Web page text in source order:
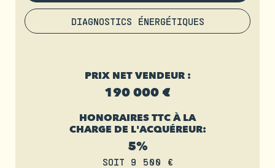
DIAGNOSTICS ÉNERGÉTIQUES
PRIX NET VENDEUR :
190 000 €
HONORAIRES TTC À LA
CHARGE DE L'ACQUÉREUR:
5%
SOIT 9 500 €